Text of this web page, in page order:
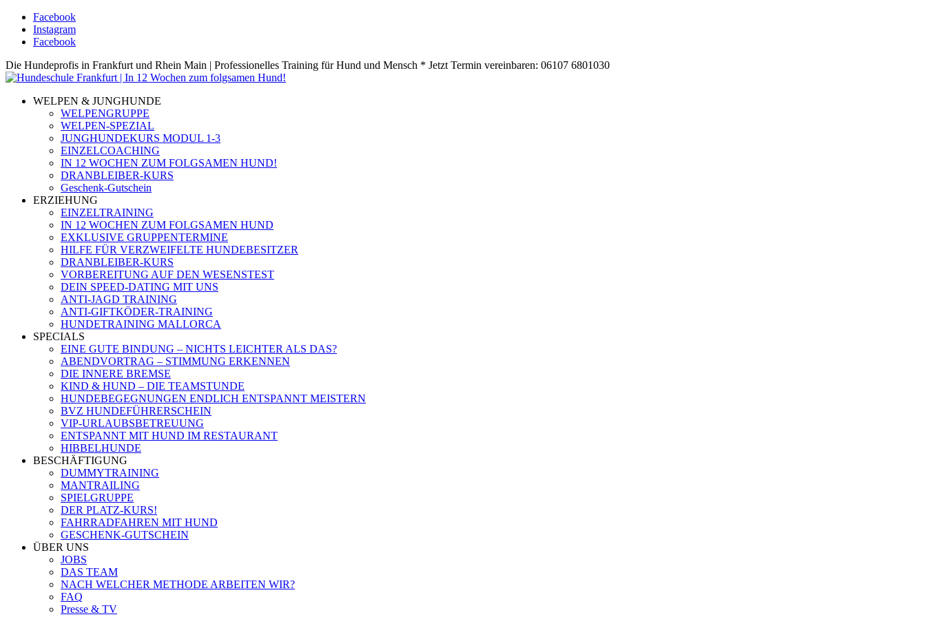
Facebook
Instagram
Facebook
Die Hundeprofis in Frankfurt und Rhein Main | Professionelles Training für Hund und Mensch * Jetzt Termin vereinbaren: 06107 6801030
WELPEN & JUNGHUNDE
WELPENGRUPPE
WELPEN-SPEZIAL
JUNGHUNDEKURS MODUL 1-3
EINZELCOACHING
IN 12 WOCHEN ZUM FOLGSAMEN HUND!
DRANBLEIBER-KURS
Geschenk-Gutschein
ERZIEHUNG
EINZELTRAINING
IN 12 WOCHEN ZUM FOLGSAMEN HUND
EXKLUSIVE GRUPPENTERMINE
HILFE FÜR VERZWEIFELTE HUNDEBESITZER
DRANBLEIBER-KURS
VORBEREITUNG AUF DEN WESENSTEST
DEIN SPEED-DATING MIT UNS
ANTI-JAGD TRAINING
ANTI-GIFTKÖDER-TRAINING
HUNDETRAINING MALLORCA
SPECIALS
EINE GUTE BINDUNG – NICHTS LEICHTER ALS DAS?
ABENDVORTRAG – STIMMUNG ERKENNEN
DIE INNERE BREMSE
KIND & HUND – DIE TEAMSTUNDE
HUNDEBEGEGNUNGEN ENDLICH ENTSPANNT MEISTERN
BVZ HUNDEFÜHRERSCHEIN
VIP-URLAUBSBETREUUNG
ENTSPANNT MIT HUND IM RESTAURANT
HIBBELHUNDE
BESCHÄFTIGUNG
DUMMYTRAINING
MANTRAILING
SPIELGRUPPE
DER PLATZ-KURS!
FAHRRADFAHREN MIT HUND
GESCHENK-GUTSCHEIN
ÜBER UNS
JOBS
DAS TEAM
NACH WELCHER METHODE ARBEITEN WIR?
FAQ
Presse & TV